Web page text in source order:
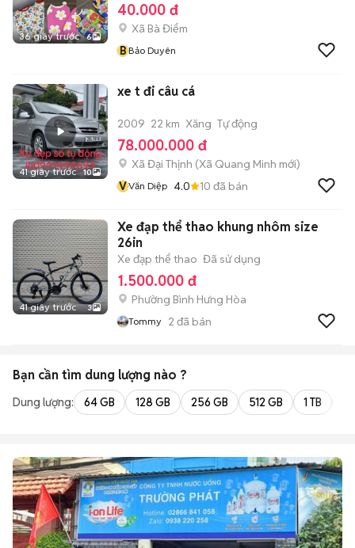
36 giây trước 6
40.000 đ
Xã Bà Điểm
BBảo Duyên
41 giây trước 10
xe t đi câu cá
2009 22 km Xăng Tự động
78.000.000 đ
Xã Đại Thịnh (Xã Quang Minh mới)
VVăn Diệp 4.0 10 đã bán
41 giây trước 3
Xe đạp thể thao khung nhôm size
26in
Xe đạp thể thao Đã sử dụng
1.500.000 đ
Phường Bình Hưng Hòa
Tommy 2 đã bán
Bạn cần tìm dung lượng nào ?
Dung lượng: 64 GB 128 GB 256 GB 512 GB 1 TB